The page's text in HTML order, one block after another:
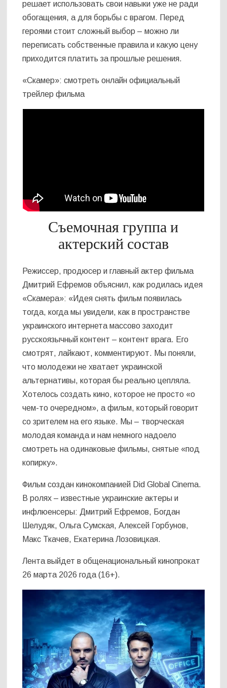
решает использовать свои навыки уже не ради
обогащения, а для борьбы с врагом. Перед
героями стоит сложный выбор – можно ли
переписать собственные правила и какую цену
приходится платить за прошлые решения.
«Скамер»: смотреть онлайн официальный
трейлер фильма
Съемочная группа и
актерский состав
Режиссер, продюсер и главный актер фильма
Дмитрий Ефремов объяснил, как родилась идея
«Скамера»: «Идея снять фильм появилась
тогда, когда мы увидели, как в пространстве
украинского интернета массово заходит
русскоязычный контент – контент врага. Его
смотрят, лайкают, комментируют. Мы поняли,
что молодежи не хватает украинской
альтернативы, которая бы реально цепляла.
Хотелось создать кино, которое не просто «о
чем-то очередном», а фильм, который говорит
со зрителем на его языке. Мы – творческая
молодая команда и нам немного надоело
смотреть на одинаковые фильмы, снятые «под
копирку».
Фильм создан кинокомпанией Did Global Cinema.
В ролях – известные украинские актеры и
инфлюенсеры: Дмитрий Ефремов, Богдан
Шелудяк, Ольга Сумская, Алексей Горбунов,
Макс Ткачев, Екатерина Лозовицкая.
Лента выйдет в общенациональный кинопрокат
26 марта 2026 года (16+).